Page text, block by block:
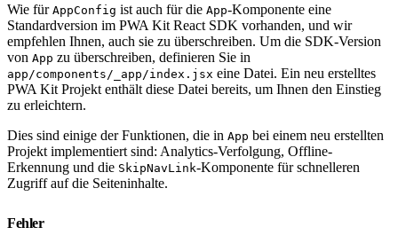
Wie für AppConfig ist auch für die App-Komponente eine
Standardversion im PWA Kit React SDK vorhanden, und wir
empfehlen Ihnen, auch sie zu überschreiben. Um die SDK-Version
von App zu überschreiben, definieren Sie in
app/components/_app/index.jsx eine Datei. Ein neu erstelltes
PWA Kit Projekt enthält diese Datei bereits, um Ihnen den Einstieg
zu erleichtern.
Dies sind einige der Funktionen, die in App bei einem neu erstellten
Projekt implementiert sind: Analytics-Verfolgung, Offline-
Erkennung und die SkipNavLink-Komponente für schnelleren
Zugriff auf die Seiteninhalte.
Fehler